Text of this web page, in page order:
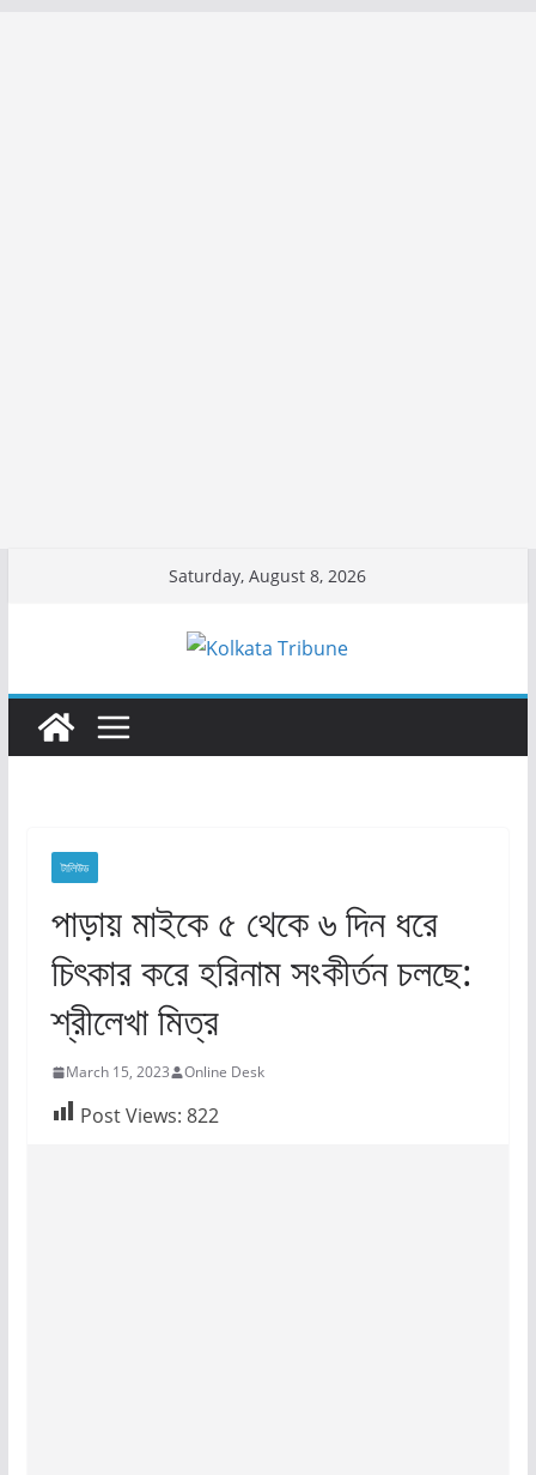
Saturday, August 8, 2026
টালিউড
পাড়ায় মাইকে ৫ থেকে ৬ দিন ধরে
চিৎকার করে হরিনাম সংকীর্তন চলছে:
শ্রীলেখা মিত্র
March 15, 2023 Online Desk
Post Views: 822